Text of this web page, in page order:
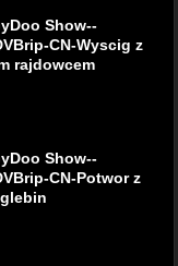
Show--
CN-Wyscig z
rajdowcem
Show--
CN-Potwor z